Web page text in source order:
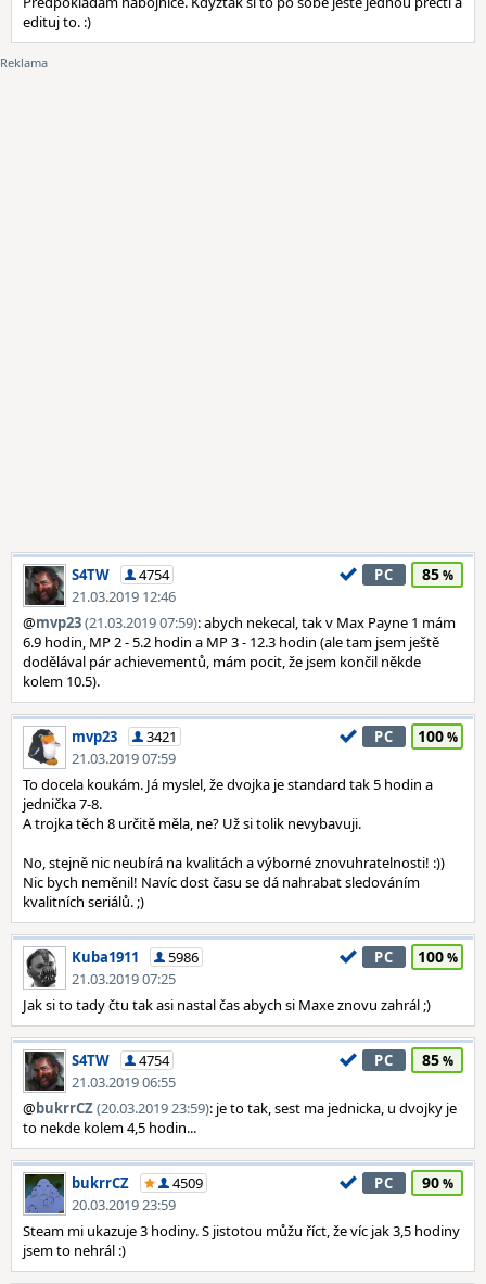
edituj to. :)
S4TW
4754
21.03.2019 12:46
PC 85
@mvp23(21.03.2019 07:59): abych nekecal, tak v Max Payne 1 mám
6.9 hodin, MP 2 - 5.2 hodin a MP 3 - 12.3 hodin (ale tam jsem ještě
dodělával pár achievementů, mám pocit, že jsem končil někde
kolem 10.5).
mvp23
3421
21.03.2019 07:59
PC 100
To docela koukám. Já myslel, že dvojka je standard tak 5 hodin a
jednička 7-8.
A trojka těch 8 určitě měla, ne? Už si tolik nevybavuji.
No, stejně nic neubírá na kvalitách a výborné znovuhratelnosti! :))
Nic bych neměnil! Navíc dost času se dá nahrabat sledováním
kvalitních seriálů. ;)
Kuba1911
5986
21.03.2019 07:25
PC 100
Jak si to tady čtu tak asi nastal čas abych si Maxe znovu zahrál ;)
S4TW
4754
21.03.2019 06:55
PC 85
@bukrrCZ(20.03.2019 23:59): je to tak, sest ma jednicka, u dvojky je
to nekde kolem 4,5 hodin...
bukrrCZ
4509
20.03.2019 23:59
PC 90
Steam mi ukazuje 3 hodiny. S jistotou můžu říct, že víc jak 3,5 hodiny
jsem to nehrál :)